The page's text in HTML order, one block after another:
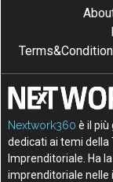
Nextwork360 è il più
dedicati ai temi della
Imprenditoriale. Ha
imprenditoriale nelle